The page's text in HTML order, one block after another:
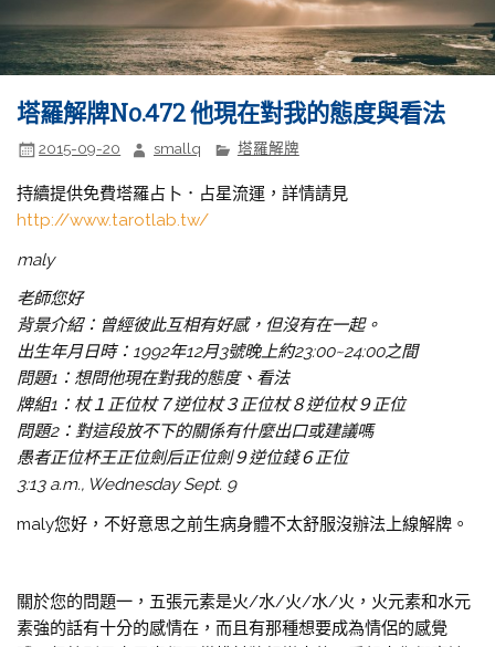
塔羅解牌No.472 他現在對我的態度與看法
2015-09-20 smallq 塔羅解牌
持續提供免費塔羅占卜．占星流運，詳情請見
http://www.tarotlab.tw/
maly
老師您好
背景介紹：曾經彼此互相有好感，但沒有在一起。
出生年月日時：1992年12月3號晚上約23:00~24:00之間
問題1：想問他現在對我的態度、看法
牌組1：杖１正位杖７逆位杖３正位杖８逆位杖９正位
問題2：對這段放不下的關係有什麼出口或建議嗎
愚者正位杯王正位劍后正位劍９逆位錢６正位
3:13 a.m., Wednesday Sept. 9
maly您好，不好意思之前生病身體不太舒服沒辦法上線解牌。
關於您的問題一，五張元素是火/水/火/水/火，火元素和水元
素強的話有十分的感情在，而且有那種想要成為情侶的感覺